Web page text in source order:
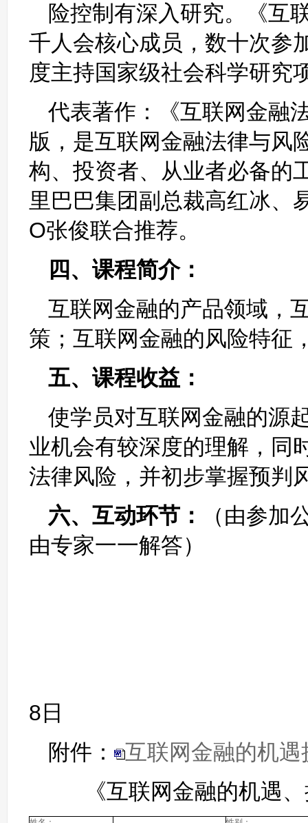
险控制有深入研究。《互
千人会核心成员，数十次参
度主持国家级社会科学研究
代表著作：《互联网金融
版，是互联网金融法律与风
构、投资者、从业者必备的
里巴巴集团副总裁高红冰、
O张俊联合推荐。
四、课程简介：
互联网金融的产品领域，
策；互联网金融的风险特征
五、课程收益：
使学员对互联网金融的源
业机会有较深度的理解，同
法律风险，并初步掌握预判
六、互动环节：
（由参加
由专家一一解答）
8日
附件：
互联网金融的机遇
《互联网金融的机遇